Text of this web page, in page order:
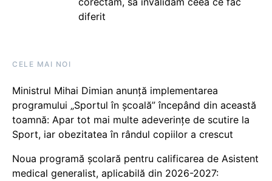
diferit
CELE MAI NOI
Ministrul Mihai Dimian anunță implementarea
programului „Sportul în școală” începând din această
toamnă: Apar tot mai multe adeverințe de scutire la
Sport, iar obezitatea în rândul copiilor a crescut
Noua programă școlară pentru calificarea de Asistent
medical generalist, aplicabilă din 2026-2027: